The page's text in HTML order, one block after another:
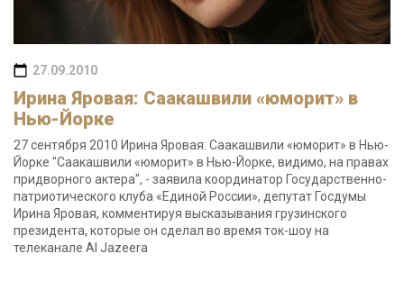
27.09.2010
Ирина Яровая: Саакашвили «юморит» в
Нью-Йорке
27 сентября 2010 Ирина Яровая: Саакашвили «юморит» в Нью-
Йорке "Саакашвили «юморит» в Нью-Йорке, видимо, на правах
придворного актера", - заявила координатор Государственно-
патриотического клуба «Единой России», депутат Госдумы
Ирина Яровая, комментируя высказывания грузинского
президента, которые он сделал во время ток-шоу на
телеканале Al Jazeera